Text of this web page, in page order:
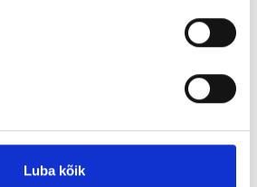
Luba kõik